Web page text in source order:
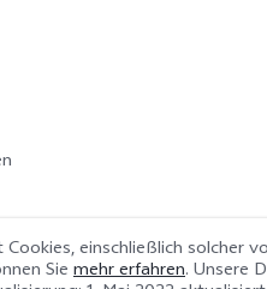
Co., Ltd. Alle Rechte
einschließlich solcher
Sie mehr erfahren. Unsere